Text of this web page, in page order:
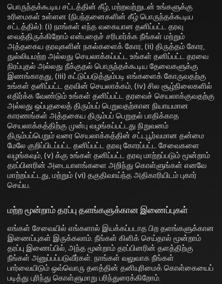
பொருந்தக்கூடிய சட்டத்தின் கீழ், மற்றவற்றுடன் உங்களுக்கு
உரிமைகள் உள்ளன (நிபந்தனைகளின் கீழ் பொருந்தக்கூடிய
சட்டத்தில்): (i) நாங்கள் எந்த வகையான தனிப்பட்ட தரவு
வைத்திருக்கிறோம் என்பதைச் சரிபார்க்க நீங்கள் மற்றும்
அத்தகைய தரவுகளின் நகல்களைக் கோர, (ii) திருத்தம் கோர,
துல்லியமற்ற அல்லது செயலாக்கப்பட்ட உங்கள் தனிப்பட்ட தரவை
நிரப்புதல் அல்லது நீக்குதல் பொருந்தக்கூடிய தேவைகளுக்கு
இணங்காதது, (iii) கட்டுப்படுத்தும்படி எங்களைக் கோருவதற்கு
உங்கள் தனிப்பட்ட தரவின் செயலாக்கம், (iv) சில சூழ்நிலைகளில்
எதிர்க்க வேண்டும் உங்கள் தனிப்பட்ட தரவைச் செயலாக்குவதற்கு
அல்லது ஒப்புதலைத் திரும்பப் பெறுவதற்கான நியாயமான
காரணங்கள் அத்தகைய திரும்பப் பெறுதல் பாதிக்காத
செயலாக்கத்திற்கு முன்பு வழங்கப்பட்டது நிறுவனம்
திரும்பப்பெறும் வரை செயலாக்கத்தின் சட்டபூர்வமான தன்மை
மேலே குறிப்பிடப்பட்ட தனிப்பட்ட தரவு கோரப்பட்ட சேவைகளை
வழங்கவும், (v) க்கு உங்கள் தனிப்பட்ட தரவு மாற்றப்படும் மூன்றாம்
தரப்பினரின் அடையாளங்களை அறிந்து கொள்ளுங்கள் எனவே
மாற்றப்பட்டது, மற்றும் (vi) தகுதிவாய்ந்த அதிகாரியிடம் புகார்
செய்ய.
மற்ற மூன்றாம் தரப்பு தளங்களுக்கான இணைப்புகள்
எங்கள் சேவையில் எங்களால் இயக்கப்படாத பிற தளங்களுக்கான
இணைப்புகள் இருக்கலாம். நீங்கள் கிளிக் செய்தால் மூன்றாம்
தரப்பு இணைப்பில், அந்த மூன்றாம் தரப்பினரின் தளத்திற்கு
நீங்கள் அனுப்பப்படுவீர்கள். நாங்கள் வலுவாக நீங்கள்
பார்வையிடும் ஒவ்வொரு தளத்தின் தனியுரிமைக் கொள்கையைப்
படித்து புரிந்து கொள்ளுமாறு பரிந்துரைக்கிறோம்.